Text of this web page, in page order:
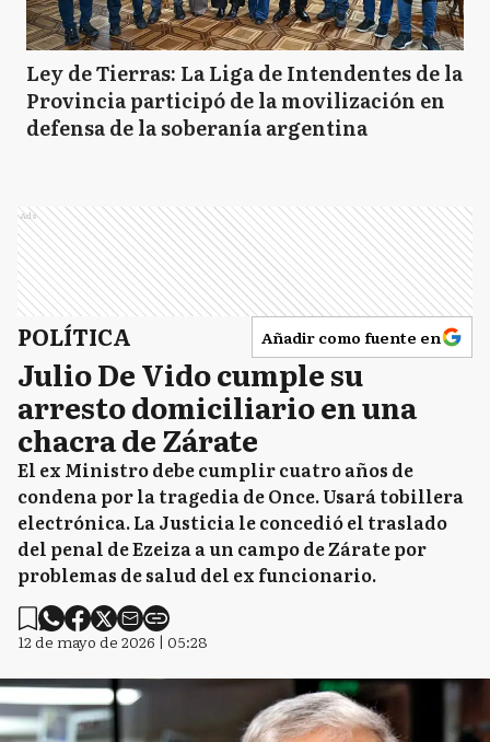
Ley de Tierras: La Liga de Intendentes de la
Provincia participó de la movilización en
defensa de la soberanía argentina
Ads
POLÍTICA Añadir como fuente en
Julio De Vido cumple su
arresto domiciliario en una
chacra de Zárate
El ex Ministro debe cumplir cuatro años de
condena por la tragedia de Once. Usará tobillera
electrónica. La Justicia le concedió el traslado
del penal de Ezeiza a un campo de Zárate por
problemas de salud del ex funcionario.
12 de mayo de 2026 | 05:28